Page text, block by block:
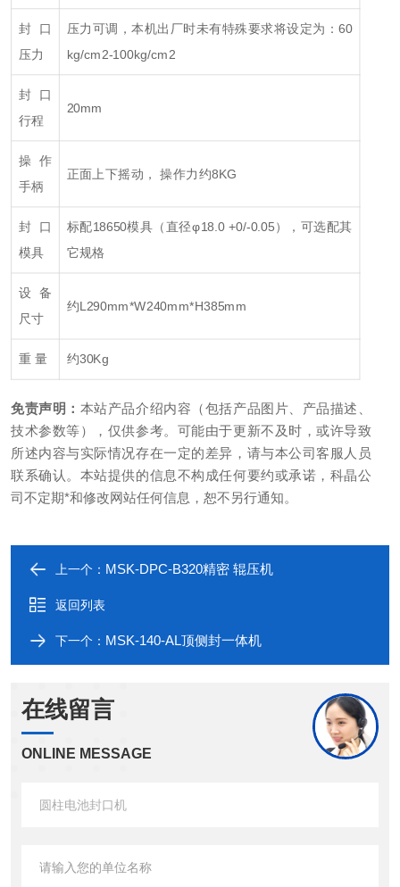
封口
压力
压力可调，本机出厂时未有特殊要求将设定为：60
kg/cm2-100kg/cm2
封口
行程
20mm
操作
手柄
正面上下摇动， 操作力约8KG
封口
模具
标配18650模具（直径φ18.0 +0/-0.05），可选配其
它规格
设备
尺寸
约L290mm*W240mm*H385mm
重 量 约30Kg
免责声明： 本站产品介绍内容（包括产品图片、产品描述、
技术参数等），仅供参考。可能由于更新不及时，或许导致
所述内容与实际情况存在一定的差异，请与本公司客服人员
联系确认。本站提供的信息不构成任何要约或承诺，科晶公
司不定期*和修改网站任何信息，恕不另行通知。
上一个： MSK-DPC-B320精密 辊压机
返回列表
下一个： MSK-140-AL顶侧封一体机
在线留言
ONLINE MESSAGE